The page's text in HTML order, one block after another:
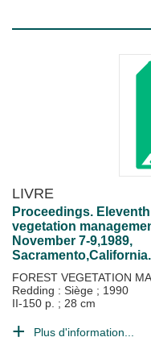
LIVRE
Proceedings.
vegetation
November 7-9,1989,
Sacramento,California.
FOREST VEGETATION
Redding : Siège ; 1990
II-150 p. ; 28 cm
Plus d'information...